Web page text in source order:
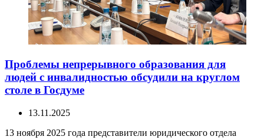
Проблемы непрерывного образования для
людей с инвалидностью обсудили на круглом
столе в Госдуме
13.11.2025
13 ноября 2025 года представители юридического отдела